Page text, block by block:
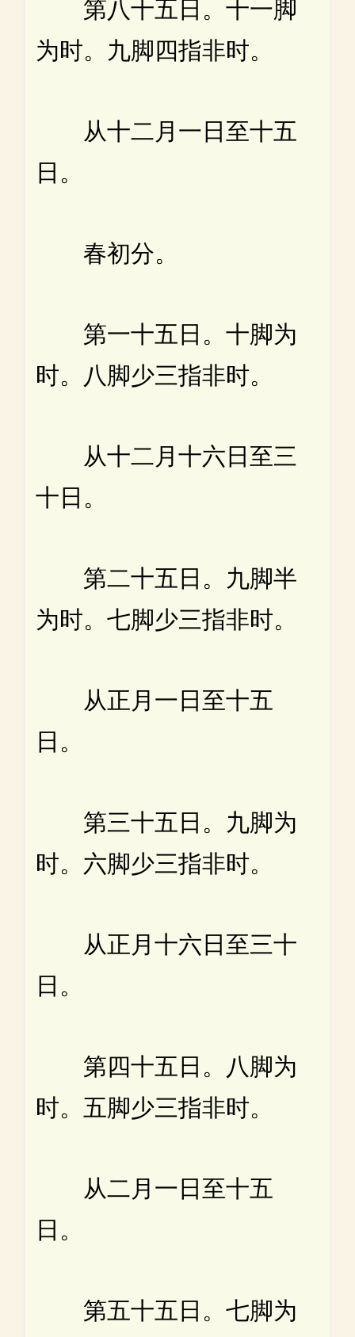
第八十五日。十一脚
为时。九脚四指非时。
从十二月一日至十五
日。
春初分。
第一十五日。十脚为
时。八脚少三指非时。
从十二月十六日至三
十日。
第二十五日。九脚半
为时。七脚少三指非时。
从正月一日至十五
日。
第三十五日。九脚为
时。六脚少三指非时。
从正月十六日至三十
日。
第四十五日。八脚为
时。五脚少三指非时。
从二月一日至十五
日。
第五十五日。七脚为